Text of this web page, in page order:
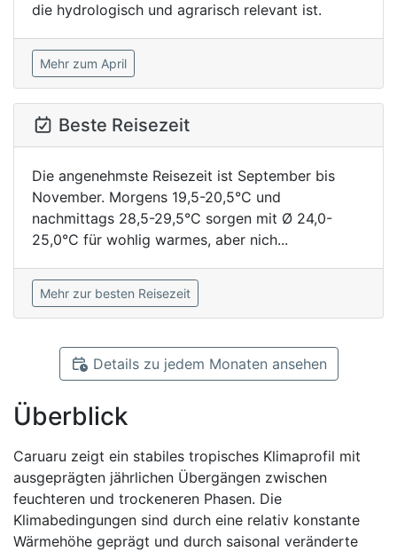
die hydrologisch und agrarisch relevant ist.
Mehr zum April
Beste Reisezeit
Die angenehmste Reisezeit ist September bis
November. Morgens 19,5-20,5°C und
nachmittags 28,5-29,5°C sorgen mit Ø 24,0-
25,0°C für wohlig warmes, aber nich...
Mehr zur besten Reisezeit
Details zu jedem Monaten ansehen
Überblick
Caruaru zeigt ein stabiles tropisches Klimaprofil mit
ausgeprägten jährlichen Übergängen zwischen
feuchteren und trockeneren Phasen. Die
Klimabedingungen sind durch eine relativ konstante
Wärmehöhe geprägt und durch saisonal veränderte